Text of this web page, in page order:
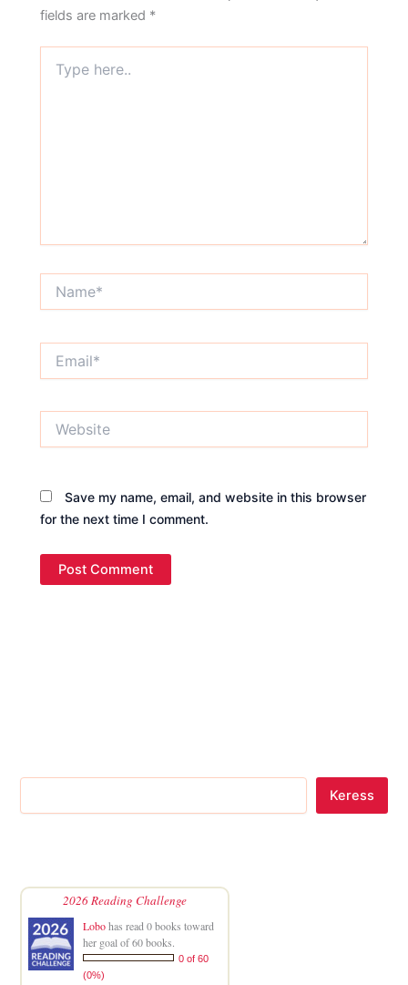
fields are marked *
here..
Save my name, email, and website in this browser
for the next time I comment.
Keress
2026 Reading Challenge
Lobohas read 0 books toward
her goal of 60 books.
0 of 60
(0%)